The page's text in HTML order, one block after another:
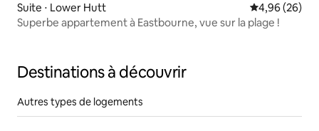
Suite ⋅ Lower Hutt Évaluation
4,96 (26)
Superbe appartement à Eastbourne, vue sur la plage !
Destinations à découvrir
Autres types de logements